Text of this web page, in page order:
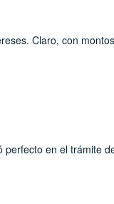
Claro, con
perfecto en el trámite